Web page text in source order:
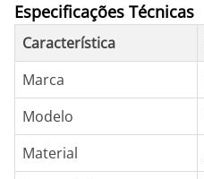
Especificações Técnicas
Característica
Marca
Modelo
Material